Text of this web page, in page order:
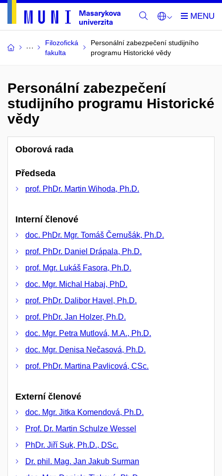
Filozofická
fakulta
Personální zabezpečení studijního
programu Historické vědy
Personální zabezpečení
studijního programu Historické
vědy
Oborová rada
Předseda
prof. PhDr. Martin Wihoda, Ph.D.
Interní členové
doc. PhDr. Mgr. Tomáš Černušák, Ph.D.
prof. PhDr. Daniel Drápala, Ph.D.
prof. Mgr. Lukáš Fasora, Ph.D.
doc. Mgr. Michal Habaj, PhD.
prof. PhDr. Dalibor Havel, Ph.D.
prof. PhDr. Jan Holzer, Ph.D.
doc. Mgr. Petra Mutlová, M.A., Ph.D.
doc. Mgr. Denisa Nečasová, Ph.D.
prof. PhDr. Martina Pavlicová, CSc.
Externí členové
doc. Mgr. Jitka Komendová, Ph.D.
Prof. Dr. Martin Schulze Wessel
PhDr. Jiří Suk, Ph.D., DSc.
Dr. phil. Mag. Jan Jakub Surman